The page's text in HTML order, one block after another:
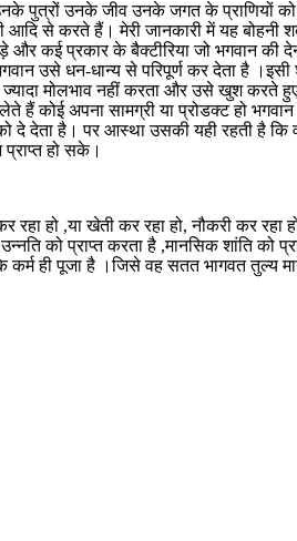
उनके पुत्रों उनके जीव उनके जगत के प्राणियों
से करते हैं। मेरी जानकारी में यह बोहनी
और कई प्रकार के बैक्टीरिया जो भगवान
उसे धन-धान्य से परिपूर्ण कर देता है ।इसी
मोलभाव नहीं करता और उसे खुश करते
अपना सामग्री या प्रोडक्ट हो भगवान
देता है। पर आस्था उसकी यही रहती है कि
हो सके।
हो ,या खेती कर रहा हो, नौकरी कर रहा हो
को प्राप्त करता है ,मानसिक शांति को
ही पूजा है ।जिसे वह सतत भागवत तुल्य